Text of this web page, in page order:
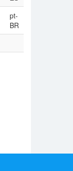
pt-
BR